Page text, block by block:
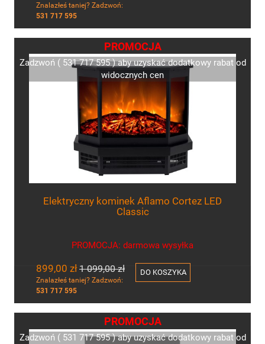
Znalazłeś taniej? Zadzwoń:
531 717 595
Elektryczny kominek Aflamo Cortez LED
Classic
PROMOCJA: darmowa wysyłka
899,00 zł1 099,00 zł
Znalazłeś taniej? Zadzwoń:
531 717 595
DO KOSZYKA
PROMOCJA
Zadzwoń ( 531 717 595 ) aby uzyskać dodatkowy rabat od
widocznych cen
PROMOCJA
Zadzwoń ( 531 717 595 ) aby uzyskać dodatkowy rabat od